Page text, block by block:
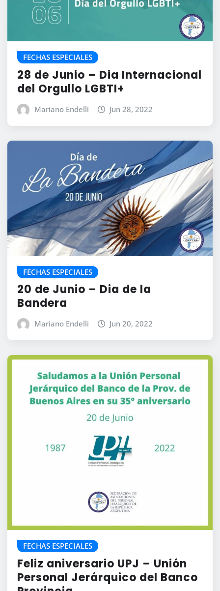
FECHAS ESPECIALES
28 de Junio – Dia Internacional
del Orgullo LGBTI+
Mariano Endelli Jun 28, 2022
FECHAS ESPECIALES
20 de Junio – Dia de la
Bandera
Mariano Endelli Jun 20, 2022
FECHAS ESPECIALES
Feliz aniversario UPJ – Unión
Personal Jerárquico del Banco